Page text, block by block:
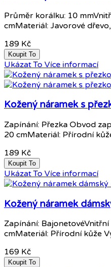
Průměr korálku: 10
cmMateriál: Javorové
189 Kč
Koupit To
Ukázat To Více informací
Kožený náramek s
Zapínání: Přezka Obvod
20 cmMateriál: Přírodní
189 Kč
Koupit To
Ukázat To Více informací
Kožený náramek
Zapínání:
cmMateriál: Přírodní kůže
169 Kč
Koupit To